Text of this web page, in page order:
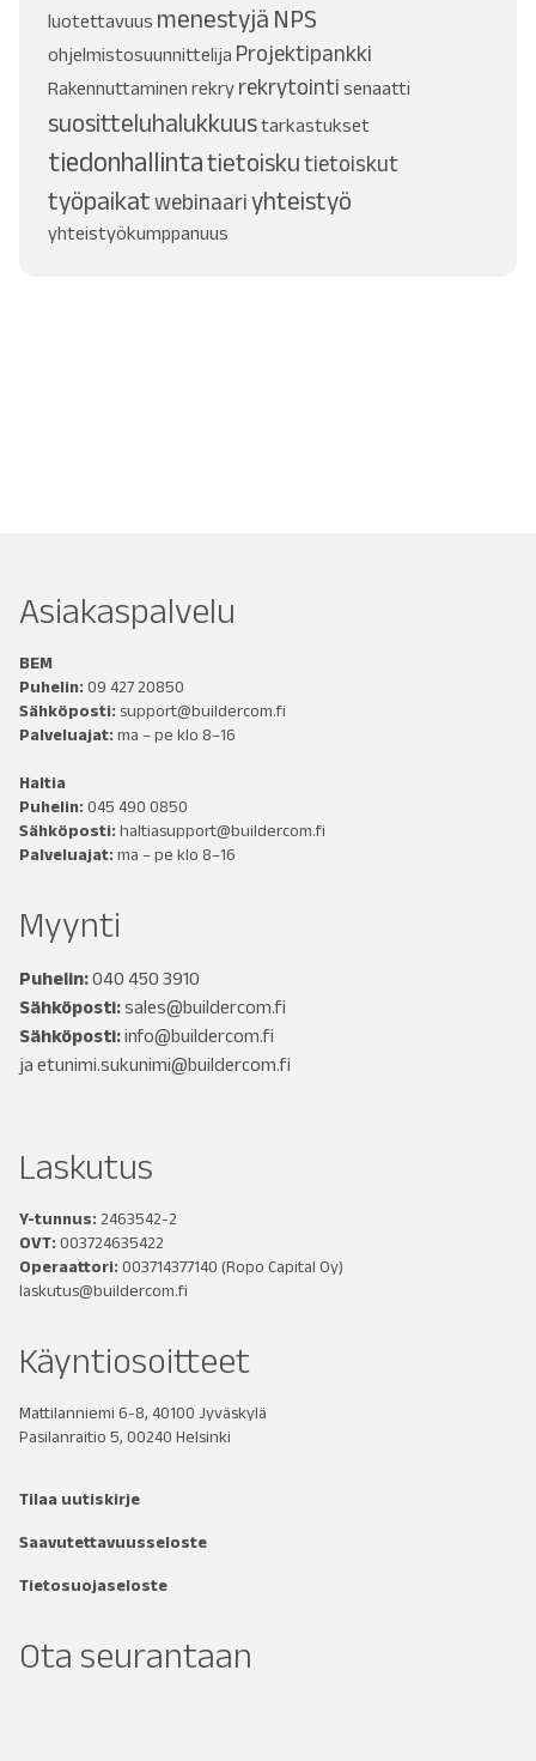
luotettavuus menestyjä NPS
ohjelmistosuunnittelija Projektipankki
Rakennuttaminen rekry rekrytointi senaatti
suositteluhalukkuustarkastukset
tiedonhallintatietoiskutietoiskut
työpaikatwebinaariyhteistyö
yhteistyökumppanuus
Asiakaspalvelu
BEM
Puhelin: 09 427 20850
Sähköposti: support@buildercom.fi
Palveluajat: ma – pe klo 8–16
Haltia
Puhelin: 045 490 0850
Sähköposti: haltiasupport@buildercom.fi
Palveluajat: ma – pe klo 8–16
Myynti
Puhelin:040 450 3910
Sähköposti:sales@buildercom.fi
Sähköposti:info@buildercom.fi
ja etunimi.sukunimi@buildercom.fi
Laskutus
Y-tunnus: 2463542-2
OVT: 003724635422
Operaattori: 003714377140 (Ropo Capital Oy)
laskutus@buildercom.fi
Käyntiosoitteet
Mattilanniemi 6-8, 40100 Jyväskylä
Pasilanraitio 5, 00240 Helsinki
Tilaa uutiskirje
Saavutettavuusseloste
Tietosuojaseloste
Ota seurantaan